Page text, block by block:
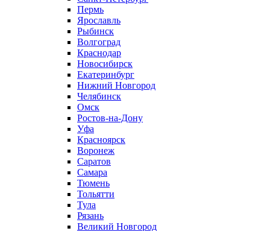
Пермь
Ярославль
Рыбинск
Волгоград
Краснодар
Новосибирск
Екатеринбург
Нижний Новгород
Челябинск
Омск
Ростов-на-Дону
Уфа
Красноярск
Воронеж
Саратов
Самара
Тюмень
Тольятти
Тула
Рязань
Великий Новгород